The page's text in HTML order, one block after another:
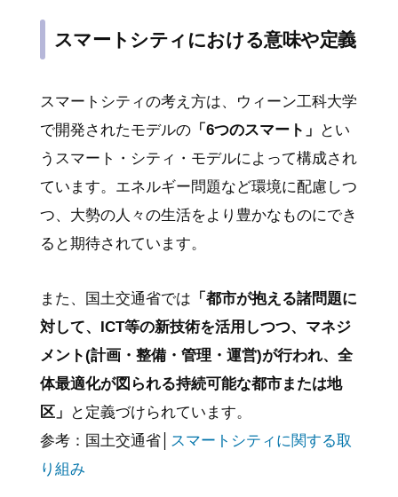
スマートシティにおける意味や定義
スマートシティの考え方は、ウィーン工科大学
で開発されたモデルの「6つのスマート」
とい
うスマート・シティ・モデルによって構成され
ています。エネルギー問題など環境に配慮しつ
つ、大勢の人々の生活をより豊かなものにでき
ると期待されています。
また、国土交通省では 「都市が抱える諸問題に
対して、ICT等の新技術を活用しつつ、マネジ
メント(計画・整備・管理・運営)が行われ、全
体最適化が図られる持続可能な都市または地
区」
と定義づけられています。
参考：国土交通省│ スマートシティに関する取
り組み